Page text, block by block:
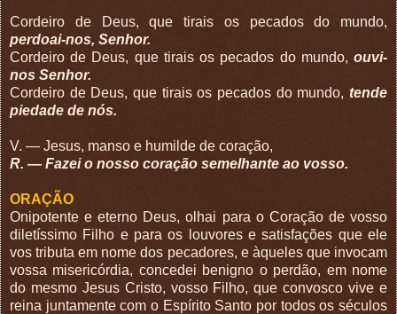
Cordeiro de Deus, que tirais os pecados do mundo,
perdoai-nos, Senhor.
Cordeiro de Deus, que tirais os pecados do mundo, ouvi-
nos Senhor.
Cordeiro de Deus, que tirais os pecados do mundo, tende
piedade de nós.
V. — Jesus, manso e humilde de coração,
R. — Fazei o nosso coração semelhante ao vosso.
ORAÇÃO
Onipotente e eterno Deus, olhai para o Coração de vosso
diletíssimo Filho e para os louvores e satisfações que ele
vos tributa em nome dos pecadores, e àqueles que invocam
vossa misericórdia, concedei benigno o perdão, em nome
do mesmo Jesus Cristo, vosso Filho, que convosco vive e
reina juntamente com o Espírito Santo por todos os séculos